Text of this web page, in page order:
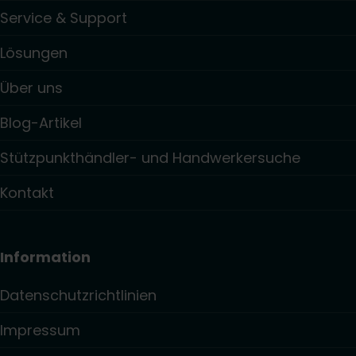
Service & Support
Lösungen
Über uns
Blog-Artikel
Stützpunkthändler- und Handwerkersuche
Kontakt
Information
Datenschutzrichtlinien
Impressum